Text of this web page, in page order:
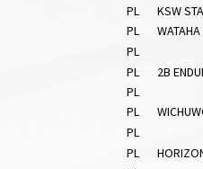
PL KSW
PL
PL
PL 2B
PL
PL
PL
PL